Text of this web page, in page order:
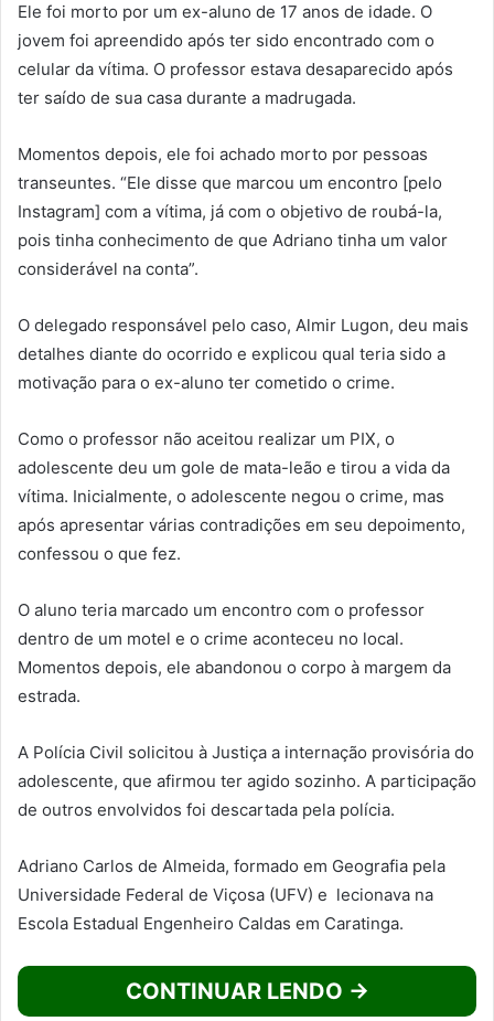
Ele foi morto por um ex-aluno de 17 anos de idade. O
jovem foi apreendido após ter sido encontrado com o
celular da vítima. O professor estava desaparecido após
ter saído de sua casa durante a madrugada.
Momentos depois, ele foi achado morto por pessoas
transeuntes. “Ele disse que marcou um encontro [pelo
Instagram] com a vítima, já com o objetivo de roubá-la,
pois tinha conhecimento de que Adriano tinha um valor
considerável na conta”.
O delegado responsável pelo caso, Almir Lugon, deu mais
detalhes diante do ocorrido e explicou qual teria sido a
motivação para o ex-aluno ter cometido o crime.
Como o professor não aceitou realizar um PIX, o
adolescente deu um gole de mata-leão e tirou a vida da
vítima. Inicialmente, o adolescente negou o crime, mas
após apresentar várias contradições em seu depoimento,
confessou o que fez.
O aluno teria marcado um encontro com o professor
dentro de um motel e o crime aconteceu no local.
Momentos depois, ele abandonou o corpo à margem da
estrada.
A Polícia Civil solicitou à Justiça a internação provisória do
adolescente, que afirmou ter agido sozinho. A participação
de outros envolvidos foi descartada pela polícia.
Adriano Carlos de Almeida, formado em Geografia pela
Universidade Federal de Viçosa (UFV) e lecionava na
Escola Estadual Engenheiro Caldas em Caratinga.
CONTINUAR LENDO →